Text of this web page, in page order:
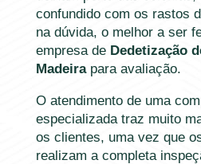
confundido com os rastos
na dúvida, o melhor a ser
empresa de Dedetização
Madeirapara avaliação.
O atendimento de uma
especializada traz muito
os clientes, uma vez que
realizam a completa